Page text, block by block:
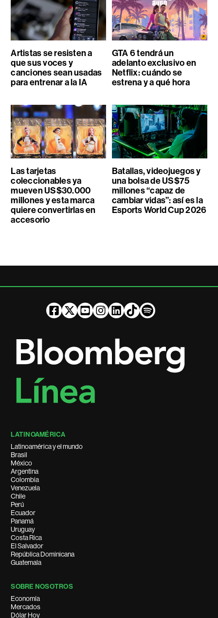
Artistas se resisten a
que sus voces y
canciones sean usadas
para entrenar a la IA
GTA 6 tendrá un
adelanto exclusivo en
Netflix: cuándo se
estrena y a qué hora
Las tarjetas
coleccionables ya
mueven US$30.000
millones y esta marca
quiere convertirlas en
accesorio
Batallas, videojuegos y
una bolsa de US$75
millones “capaz de
cambiar vidas”: así es la
Esports World Cup 2026
LATINOAMÉRICA
Latinoamérica y el mundo
Brasil
México
Argentina
Colombia
Venezuela
Chile
Perú
Ecuador
Panamá
Uruguay
Costa Rica
El Salvador
República Dominicana
Guatemala
SOBRE NOSOTROS
Economía
Mercados
Dólar Hoy